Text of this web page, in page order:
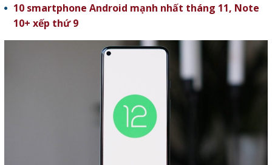
10 smartphone Android mạnh nhất tháng 11, Note
10+ xếp thứ 9